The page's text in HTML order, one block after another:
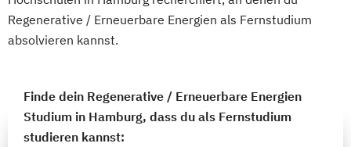
Regenerative / Erneuerbare Energien als Fernstudium
absolvieren kannst.
Finde dein Regenerative / Erneuerbare Energien
Studium in Hamburg, dass du als Fernstudium
studieren kannst: